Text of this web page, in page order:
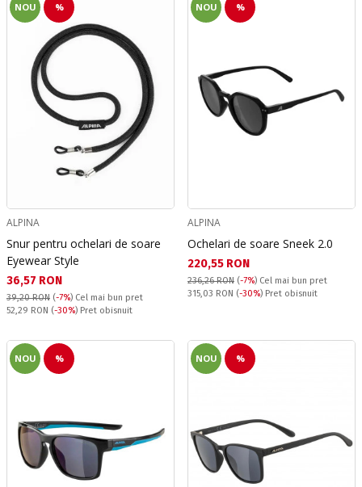
NOU %
ALPINA
Snur pentru ochelari de soare
Eyewear Style
Текуща цена:
36,57 RON
39,20 RON (-7%) Cel mai bun pret
Pret obisnuit:
52,29 RON (-30%) Pret obisnuit
NOU %
ALPINA
Ochelari de soare Sneek 2.0
Текуща цена:
220,55 RON
236,26 RON (-7%) Cel mai bun pret
Pret obisnuit:
315,03 RON (-30%) Pret obisnuit
NOU % NOU %